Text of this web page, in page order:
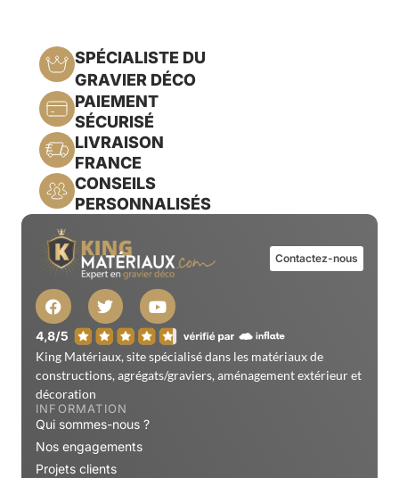
SPÉCIALISTE DU
GRAVIER DÉCO
PAIEMENT
SÉCURISÉ
LIVRAISON
FRANCE
CONSEILS
PERSONNALISÉS
Contactez-nous
King Matériaux, site spécialisé dans les matériaux de
constructions, agrégats/graviers, aménagement extérieur et
décoration
INFORMATION
Qui sommes-nous ?
Nos engagements
Projets clients